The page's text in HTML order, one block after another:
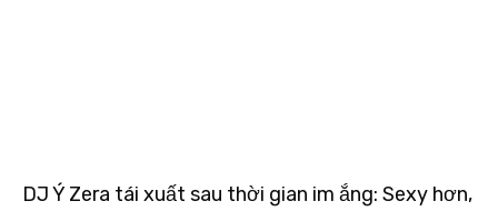
DJ Ý Zera tái xuất sau thời gian im ắng: Sexy hơn,